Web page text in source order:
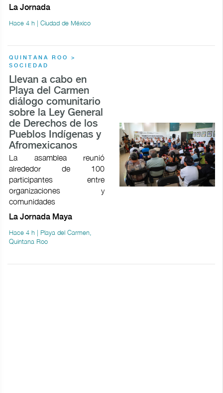
La Jornada
Hace 4 h | Ciudad de México
QUINTANA ROO >
SOCIEDAD
Llevan a cabo en
Playa del Carmen
diálogo comunitario
sobre la Ley General
de Derechos de los
Pueblos Indígenas y
Afromexicanos
La asamblea reunió
alrededor de 100
participantes entre
organizaciones y
comunidades
La Jornada Maya
Hace 4 h | Playa del Carmen,
Quintana Roo